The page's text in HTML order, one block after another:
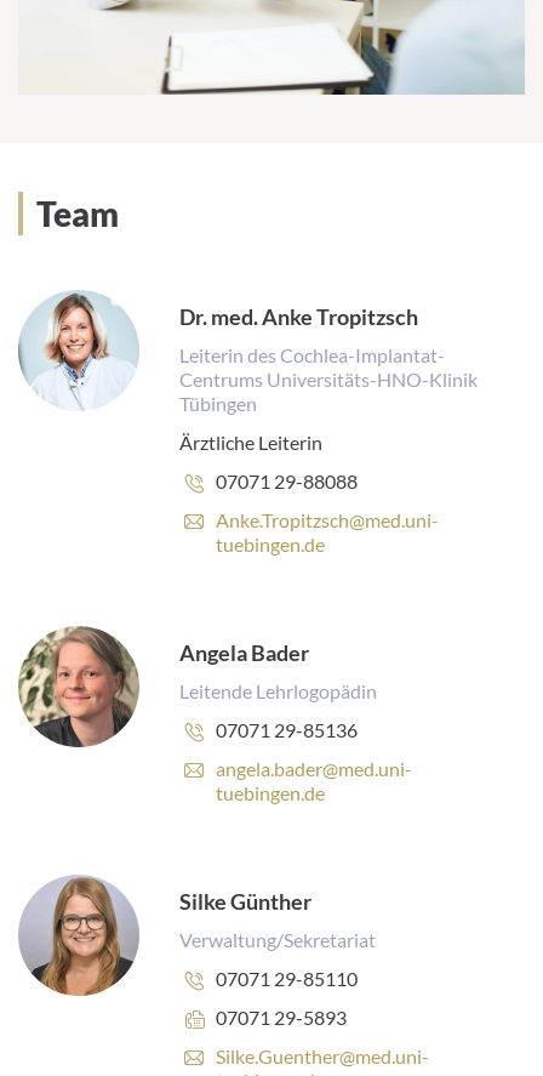
Team
Dr. med. Anke Tropitzsch
Leiterin des Cochlea-Implantat-
Centrums Universitäts-HNO-Klinik
Tübingen
Ärztliche Leiterin
Telefonnummer:
07071 29-88088
E
-
-
A
r
e
s
Anke.Tropitzsch@med.uni-
tuebingen.de
Angela Bader
Leitende Lehrlogopädin
Telefonnummer:
07071 29-85136
E
-
-
A
r
e
s
angela.bader@med.uni-
tuebingen.de
Silke Günther
Verwaltung/Sekretariat
Telefonnummer:
07071 29-85110
Faxnummer:
07071 29-5893
E
Silke.Guenther@med.uni-